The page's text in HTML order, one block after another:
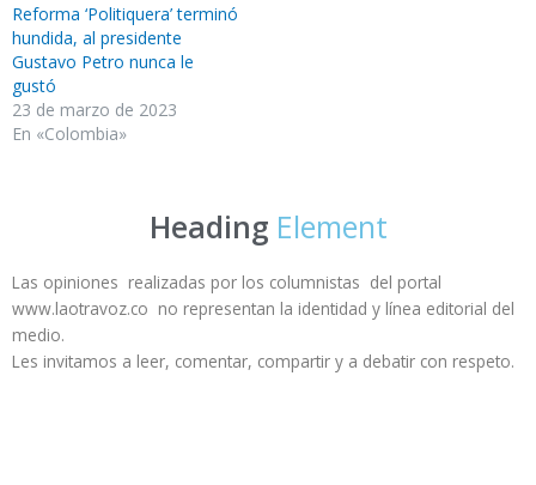
Reforma ‘Politiquera’ terminó
hundida, al presidente
Gustavo Petro nunca le
gustó
23 de marzo de 2023
En «Colombia»
Heading Element
Las opiniones realizadas por los columnistas del portal
www.laotravoz.co no representan la identidad y línea editorial del
medio.
Les invitamos a leer, comentar, compartir y a debatir con respeto.